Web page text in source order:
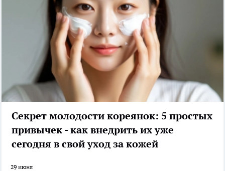
Секрет молодости кореянок: 5 простых
привычек - как внедрить их уже
сегодня в свой уход за кожей
29 июня